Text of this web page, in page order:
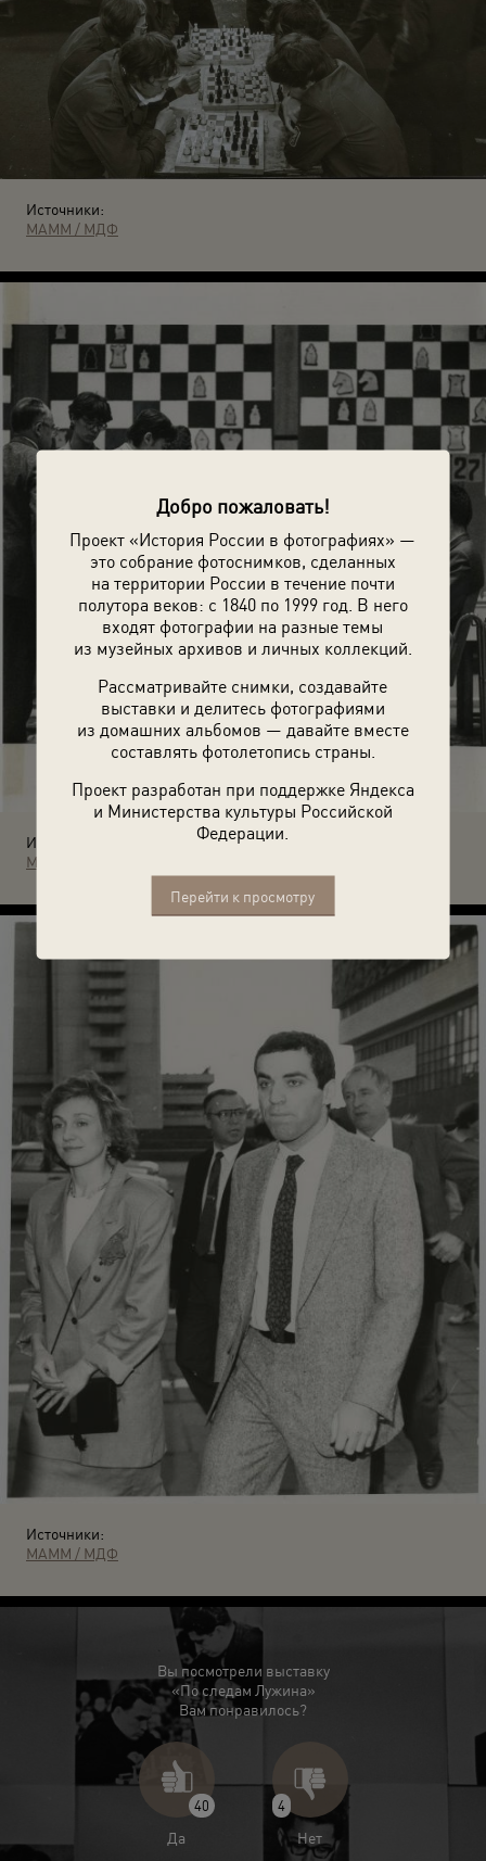
Добро пожаловать!
Проект «История России в фотографиях» —
это собрание фотоснимков, сделанных
на территории России в течение почти
полутора веков: с 1840 по 1999 год. В него
входят фотографии на разные темы
из музейных архивов и личных коллекций.
Рассматривайте снимки, создавайте
выставки и делитесь фотографиями
из домашних альбомов — давайте вместе
составлять фотолетопись страны.
Проект разработан при поддержке Яндекса
и Министерства культуры Российской
Федерации.
Перейти к просмотру
Источники:
МАММ / МДФ
Источники:
МАММ / МДФ
Источники:
МАММ / МДФ
Вы посмотрели выставку
«По следам Лужина»
Вам понравилось?
40
Да
4
Нет